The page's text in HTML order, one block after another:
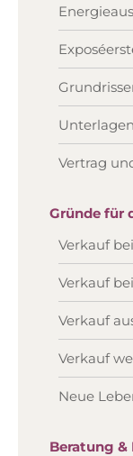
Vertrag
Gründe für
Verkauf
Verkauf
Verkauf
Verkauf
Neue
Beratung